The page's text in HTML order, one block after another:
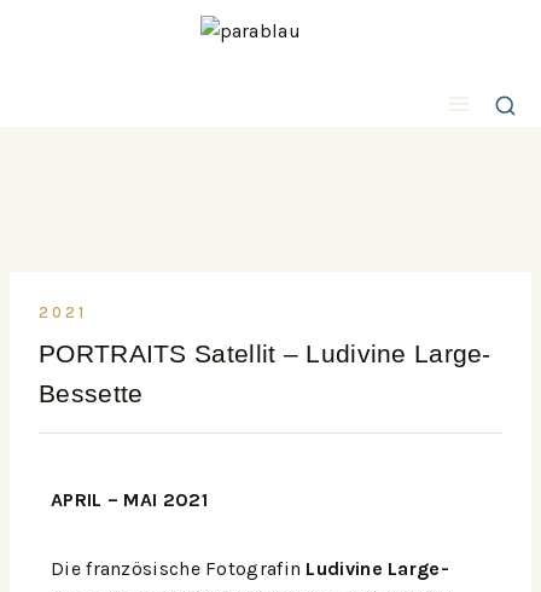
2021
PORTRAITS Satellit – Ludivine Large-
Bessette
APRIL – MAI 2021
Die französische Fotografin Ludivine Large-